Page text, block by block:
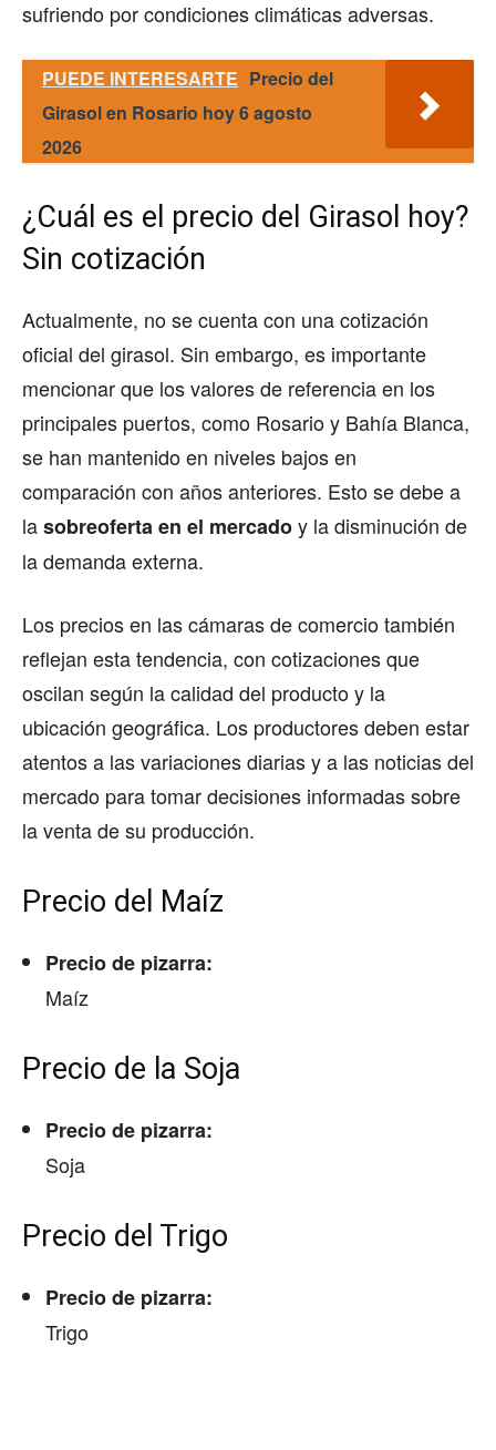
sufriendo por condiciones climáticas adversas.
PUEDE INTERESARTE Precio del
Girasol en Rosario hoy 6 agosto
2026
¿Cuál es el precio del Girasol hoy?
Sin cotización
Actualmente, no se cuenta con una cotización
oficial del girasol. Sin embargo, es importante
mencionar que los valores de referencia en los
principales puertos, como Rosario y Bahía Blanca,
se han mantenido en niveles bajos en
comparación con años anteriores. Esto se debe a
lasobreoferta en el mercadoy la disminución de
la demanda externa.
Los precios en las cámaras de comercio también
reflejan esta tendencia, con cotizaciones que
oscilan según la calidad del producto y la
ubicación geográfica. Los productores deben estar
atentos a las variaciones diarias y a las noticias del
mercado para tomar decisiones informadas sobre
la venta de su producción.
Precio del Maíz
Precio de pizarra:
Maíz
Precio de la Soja
Precio de pizarra:
Soja
Precio del Trigo
Precio de pizarra:
Trigo